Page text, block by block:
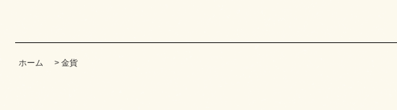
ホーム > 金貨